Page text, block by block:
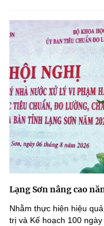
Lạng Sơn nâng cao
Nhằm thực hiện hiệu
trị và Kế hoạch 100